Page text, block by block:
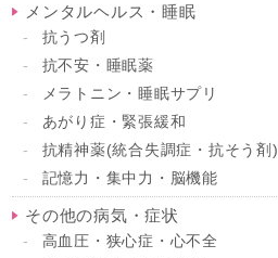
メンタルヘルス・睡眠
抗うつ剤
抗不安・睡眠薬
メラトニン・睡眠サプリ
あがり症・緊張緩和
抗精神薬(統合失調症・抗そう剤)
記憶力・集中力・脳機能
その他の病気・症状
高血圧・狭心症・心不全